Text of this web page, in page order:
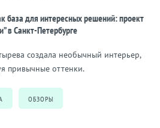
база для интересных решений: проект
в Санкт-Петербурге
создала необычный интерьер,
привычные оттенки.
ОБЗОРЫ